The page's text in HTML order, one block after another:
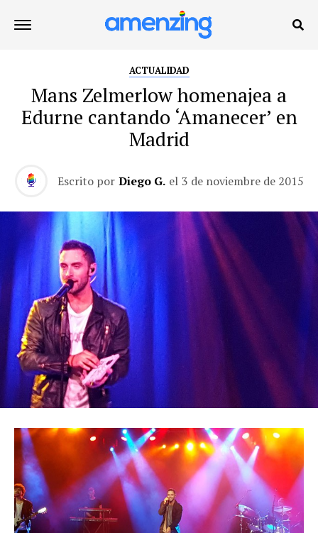
ACTUALIDAD
Mans Zelmerlow homenajea a
Edurne cantando ‘Amanecer’ en
Madrid
Escrito por Diego G. el 3 de noviembre de 2015